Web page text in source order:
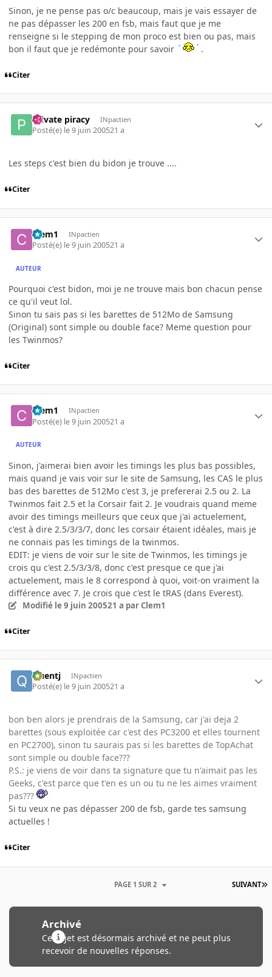
Sinon, je ne pense pas o/c beaucoup, mais je vais essayer de
ne pas dépasser les 200 en fsb, mais faut que je me
renseigne si le stepping de mon proco est bien ou pas, mais
bon il faut que je redémonte pour savoir
.
Citer
Private piracy INpactien
Posté(e) le 9 juin 200521 a
Les steps c'est bien du bidon je trouve ....
Citer
Clem1 INpactien
Posté(e) le 9 juin 200521 a
AUTEUR
Pourquoi c'est bidon, moi je ne trouve mais bon chacun pense
ce qu'il veut lol.
Sinon tu sais pas si les barettes de 512Mo de Samsung
(Original) sont simple ou double face? Meme question pour
les Twinmos?
Citer
Clem1 INpactien
Posté(e) le 9 juin 200521 a
AUTEUR
Sinon, j'aimerai bien avoir les timings les plus bas possibles,
mais quand je vais voir sur le site de Samsung, les CAS le plus
bas des barettes de 512Mo c'est 3, je prefererai 2.5 ou 2. La
Twinmos fait 2.5 et la Corsair fait 2. Je voudrais quand meme
avoir des timings meilleurs que ceux que j'ai actuelement,
c'est à dire 2.5/3/3/7, donc les corsair étaient idéales, mais je
ne connais pas les timings de la twinmos.
EDIT: je viens de voir sur le site de Twinmos, les timings je
crois qu c'est 2.5/3/3/8, donc c'est presque ce que j'ai
actuelement, mais le 8 correspond à quoi, voit-on vraiment la
différence avec 7. Je crois que c'est le tRAS (dans Everest).
Modifié le 9 juin 200521 a par Clem1
Citer
Quentj INpactien
Posté(e) le 9 juin 200521 a
bon ben alors je prendrais de la Samsung, car j'ai deja 2
barettes (sous exploitée car c'est des PC3200 et elles tournent
en PC2700), sinon tu saurais pas si les barettes de TopAchat
sont simple ou double face???
P.S.: je viens de voir dans ta signature que tu n'aimait pas les
Geeks, c'est parce que t'en es un ou tu ne les aimes vraiment
pas???
Si tu veux ne pas dépasser 200 de fsb, garde tes samsung
actuelles !
Citer
SUIVANT
PAGE 1 SUR 2
Archivé
Ce sujet est désormais archivé et ne peut plus
recevoir de nouvelles réponses.